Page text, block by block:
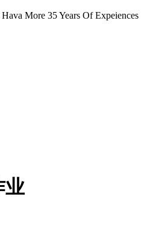
Hava More 35 Years Of Expeiences
业